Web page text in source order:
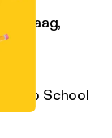
Haag,
Lab School